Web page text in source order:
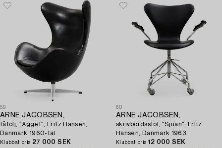
59
ARNE JACOBSEN,
fåtölj, "Ägget", Fritz Hansen,
Danmark 1960-tal.
Klubbat pris 27 000 SEK
60
ARNE JACOBSEN,
skrivbordsstol, "Sjuan", Fritz
Hansen, Danmark 1963.
Klubbat pris 12 000 SEK